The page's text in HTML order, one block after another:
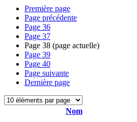
Première page
Page précédente
Page 36
Page 37
Page 38 (page actuelle)
Page 39
Page 40
Page suivante
Dernière page
Nom